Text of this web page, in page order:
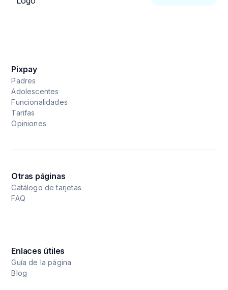
Pixpay
Padres
Adolescentes
Funcionalidades
Tarifas
Opiniones
Otras páginas
Catálogo de tarjetas
FAQ
Enlaces útiles
Guía de la página
Blog